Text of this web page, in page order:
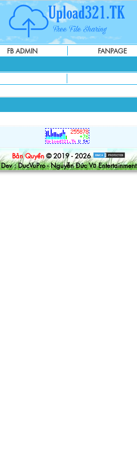
FB ADMIN FANPAGE
Bản Quyền © 2019 - 2026
Dev : DucVuPro - Nguyễn Đức Vũ Entertainment